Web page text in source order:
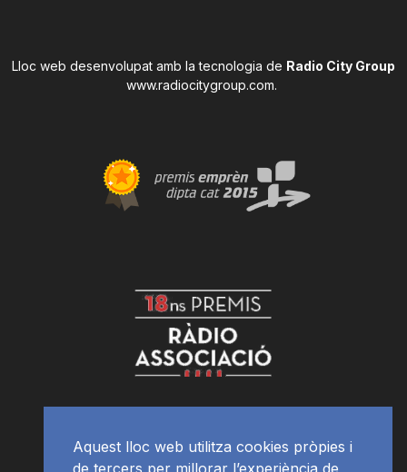
Lloc web desenvolupat amb la tecnologia de Radio City Group
www.radiocitygroup.com.
Aquest lloc web utilitza cookies pròpies i